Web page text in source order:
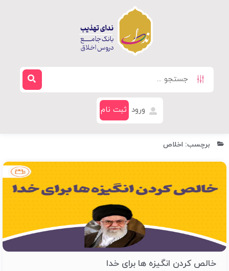
ورود ثبت نام
برچسب: اخلاص
خالص کردن انگیزه ها برای خدا